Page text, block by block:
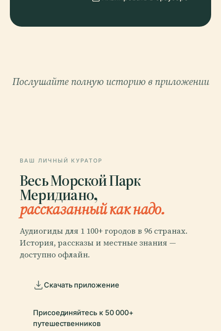
Послушайте полную историю в приложении
ВАШ ЛИЧНЫЙ КУРАТОР
Весь Морской Парк
Меридиано,
рассказанный как надо.
Аудиогиды для 1 100+ городов в 96 странах.
История, рассказы и местные знания —
доступно офлайн.
Скачать приложение
Присоединяйтесь к 50 000+
путешественников